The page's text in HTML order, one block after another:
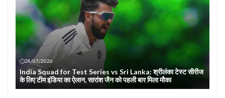
28/07/2026
India Squad for Test Series vs Sri Lanka: श्रीलंका टेस्ट सीरीज
के लिए टीम इंडिया का ऐलान, सारांश जैन को पहली बार मिला मौका